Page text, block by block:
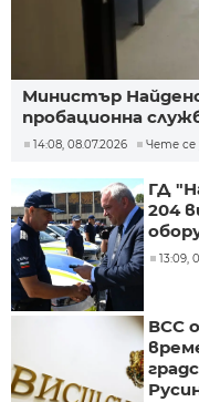
Министър
пробационна
14:08, 08.07.2026 Чете се
ГД
204
13:09,
ВСС